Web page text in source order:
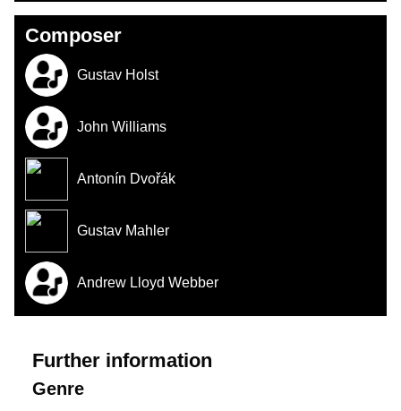
Composer
Gustav Holst
John Williams
Antonín Dvořák
Gustav Mahler
Andrew Lloyd Webber
Further information
Genre